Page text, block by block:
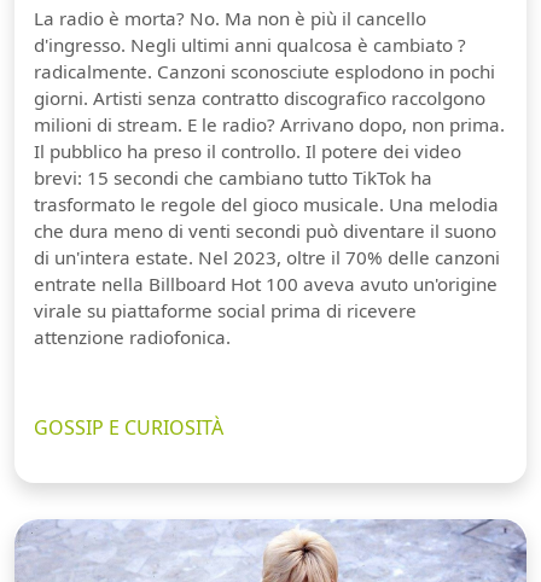
La radio è morta? No. Ma non è più il cancello
d'ingresso. Negli ultimi anni qualcosa è cambiato ?
radicalmente. Canzoni sconosciute esplodono in pochi
giorni. Artisti senza contratto discografico raccolgono
milioni di stream. E le radio? Arrivano dopo, non prima.
Il pubblico ha preso il controllo. Il potere dei video
brevi: 15 secondi che cambiano tutto TikTok ha
trasformato le regole del gioco musicale. Una melodia
che dura meno di venti secondi può diventare il suono
di un'intera estate. Nel 2023, oltre il 70% delle canzoni
entrate nella Billboard Hot 100 aveva avuto un'origine
virale su piattaforme social prima di ricevere
attenzione radiofonica.
GOSSIP E CURIOSITÀ